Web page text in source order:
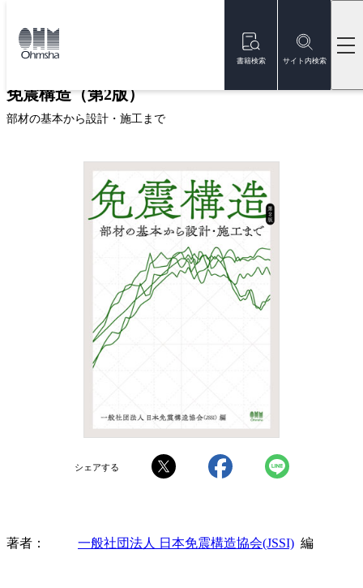
書籍検索 サイト内検索
トップ
免震構造（第2版）
部材の基本から設計・施工まで
シェアする
著者 一般社団法人 日本免震構造協会(JSSI) 編